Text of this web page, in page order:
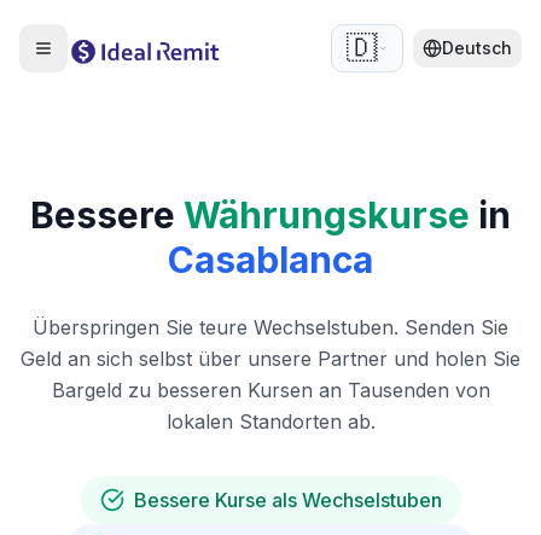
🇩🇪 Deutsch
Bessere Währungskurse in
Casablanca
Überspringen Sie teure Wechselstuben. Senden Sie
Geld an sich selbst über unsere Partner und holen Sie
Bargeld zu besseren Kursen an Tausenden von
lokalen Standorten ab.
Bessere Kurse als Wechselstuben